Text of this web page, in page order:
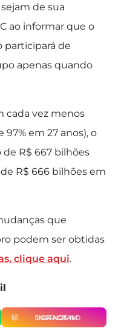
de sua
ao informar que o
participará de
apenas quando
cada vez menos
em 27 anos), o
R$ 667 bilhões
R$ 666 bilhões em
que
podem ser obtidas
clique aqui.
SIGA-NOS NO INSTAGRAM